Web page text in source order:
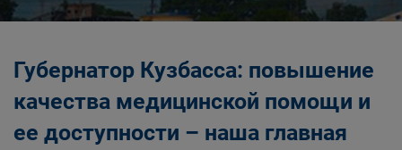
Губернатор Кузбасса: повышение
качества медицинской помощи и
ее доступности – наша главная